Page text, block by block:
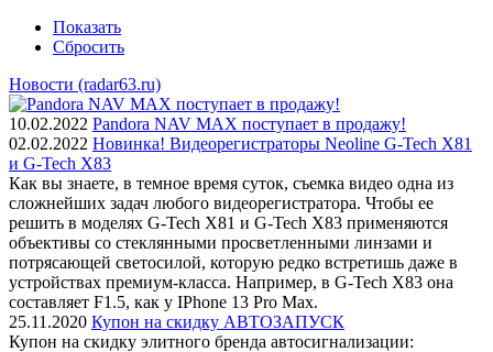
Показать
Сбросить
Новости (radar63.ru)
10.02.2022 Pandora NAV MAX поступает в продажу!
02.02.2022 Новинка! Видеорегистраторы Neoline G-Tech X81
и G-Tech X83
Как вы знаете, в темное время суток, съемка видео одна из
сложнейших задач любого видеорегистратора. Чтобы ее
решить в моделях G-Tech X81 и G-Tech X83 применяются
объективы со стеклянными просветленными линзами и
потрясающей светосилой, которую редко встретишь даже в
устройствах премиум-класса. Например, в G-Tech X83 она
составляет F1.5, как у IPhone 13 Pro Max.
25.11.2020 Купон на скидку АВТОЗАПУСК
Купон на скидку элитного бренда автосигнализации: